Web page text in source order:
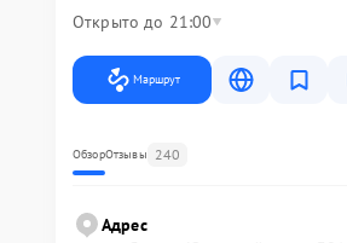
Открыто до 21:00
Маршрут
ОбзорОтзывы 240
Адрес